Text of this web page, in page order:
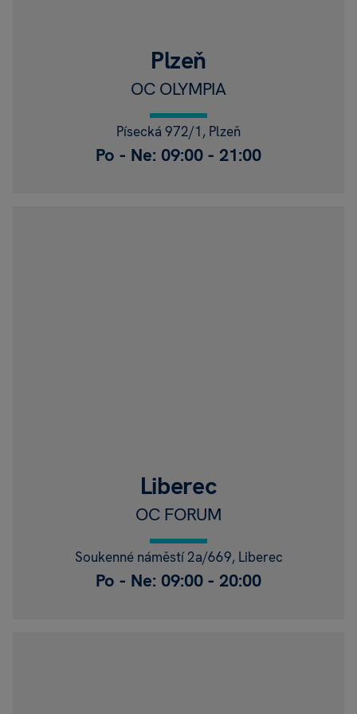
Plzeň
OC OLYMPIA
Písecká 972/1, Plzeň
Po - Ne: 09:00 - 21:00
Liberec
OC FORUM
Soukenné náměstí 2a/669, Liberec
Po - Ne: 09:00 - 20:00